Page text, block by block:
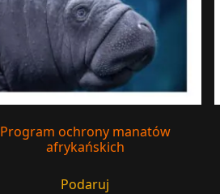
Program ochrony manatów
afrykańskich
Podaruj